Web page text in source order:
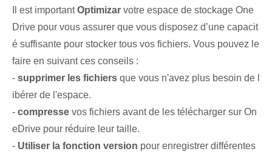
Il est importantOptimizar votre espace de stockage One
Drive pour vous assurer que vous disposez d’une capacit
é suffisante pour stocker tous vos fichiers. Vous pouvez le
faire en suivant ces conseils :
- supprimer les fichiers que vous n'avez plus besoin de l
ibérer de l'espace.
- compresse vos fichiers avant de les télécharger sur On
eDrive pour réduire leur taille.
- Utiliser la fonction version pour enregistrer différentes